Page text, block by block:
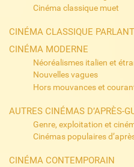
Cinéma classique muet
CINÉMA CLASSIQUE PARLANT
CINÉMA MODERNE
Néoréalismes italien et
Nouvelles vagues
Hors mouvances et
AUTRES CINÉMAS D’APRÈS-
Genre, exploitation et
Cinémas populaires
CINÉMA CONTEMPORAIN